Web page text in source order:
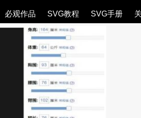
必观作品 SVG教程 SVG手册